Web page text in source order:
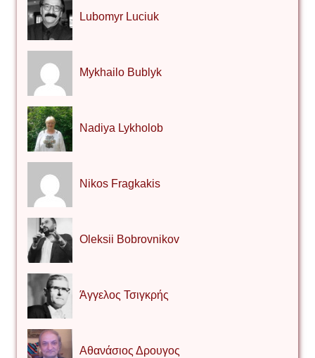
Lubomyr Luciuk
Mykhailo Bublyk
Nadiya Lykholob
Nikos Fragkakis
Oleksii Bobrovnikov
Άγγελος Τσιγκρής
Αθανάσιος Δρουγος